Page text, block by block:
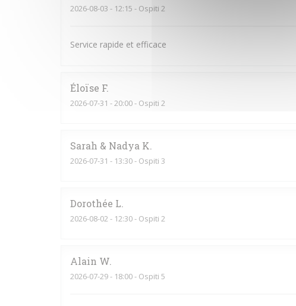
2026-08-03 - 12:15 - Ospiti 2
Service rapide et efficace
Éloïse F
2026-07-31 - 20:00 - Ospiti 2
Sarah & Nadya K
2026-07-31 - 13:30 - Ospiti 3
Dorothée L
2026-08-02 - 12:30 - Ospiti 2
Alain W
2026-07-29- 18:00 - Ospiti 5